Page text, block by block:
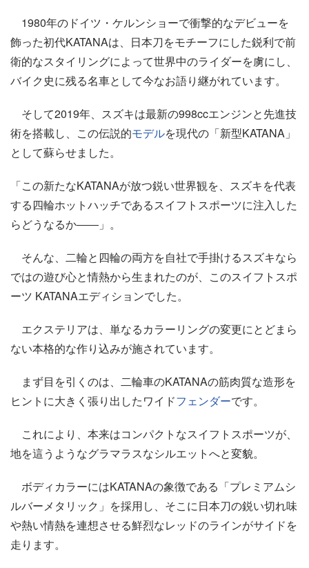
1980年のドイツ・ケルンショーで衝撃的なデビューを
飾った初代KATANAは、日本刀をモチーフにした鋭利で前
衛的なスタイリングによって世界中のライダーを虜にし、
バイク史に残る名車として今なお語り継がれています。
そして2019年、スズキは最新の998ccエンジンと先進技
術を搭載し、この伝説的モデルを現代の「新型KATANA」
として蘇らせました。
「この新たなKATANAが放つ鋭い世界観を、スズキを代表
する四輪ホットハッチであるスイフトスポーツに注入した
らどうなるか――」。
そんな、二輪と四輪の両方を自社で手掛けるスズキなら
ではの遊び心と情熱から生まれたのが、このスイフトスポ
ーツ KATANAエディションでした。
エクステリアは、単なるカラーリングの変更にとどまら
ない本格的な作り込みが施されています。
まず目を引くのは、二輪車のKATANAの筋肉質な造形を
ヒントに大きく張り出したワイドフェンダーです。
これにより、本来はコンパクトなスイフトスポーツが、
地を這うようなグラマラスなシルエットへと変貌。
ボディカラーにはKATANAの象徴である「プレミアムシ
ルバーメタリック」を採用し、そこに日本刀の鋭い切れ味
や熱い情熱を連想させる鮮烈なレッドのラインがサイドを
走ります。